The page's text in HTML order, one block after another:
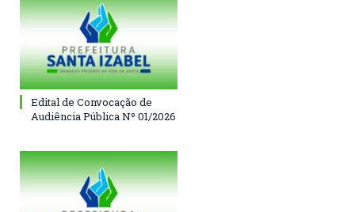
Edital de Convocação de
Audiência Pública Nº 01/2026